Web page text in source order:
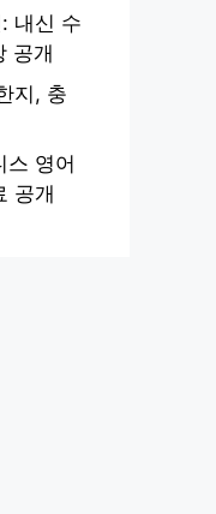
내신 수
공개
지, 충
스 영어
공개